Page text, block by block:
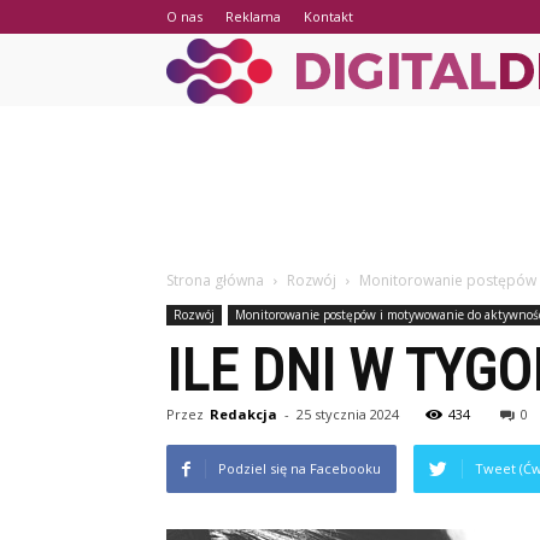
O nas Reklama Kontakt
Strona główna Rozwój Monitorowanie postępów
Rozwój Monitorowanie postępów i motywowanie do
ILE DNI W
Przez Redakcja - 25 stycznia 2024 434 0
Podziel się na Facebooku Tweet